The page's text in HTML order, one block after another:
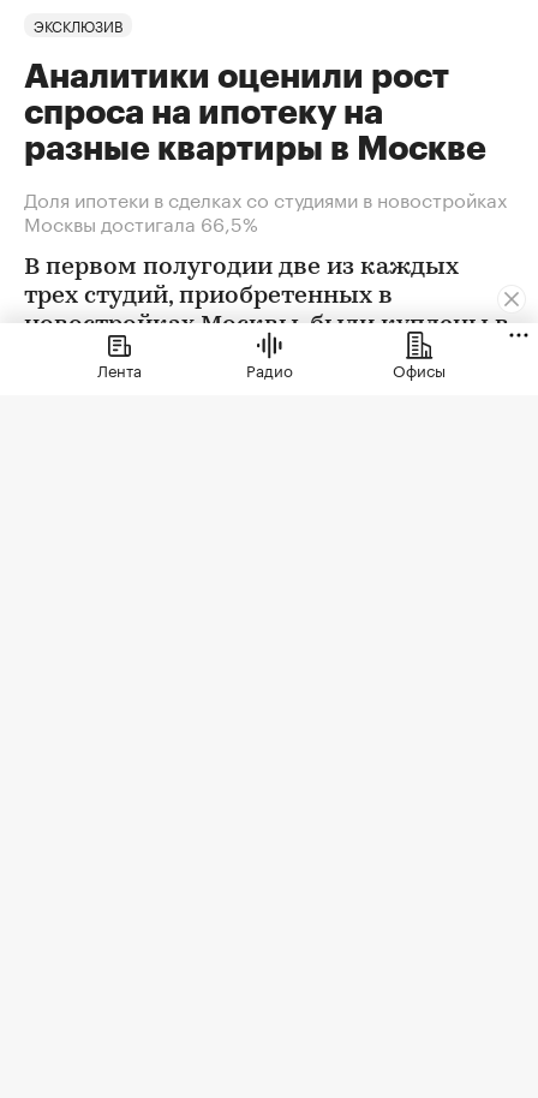
ЭКСКЛЮЗИВ
Аналитики оценили рост
спроса на ипотеку на
разные квартиры в Москве
Доля ипотеки в сделках со студиями в новостройках
Москвы достигала 66,5%
В первом полугодии две из каждых
трех студий, приобретенных в
новостройках Москвы, были куплены в
ипотеку. В сегменте трешек ипотечных
сделок менее половины, а среди
Лента Радио Офисы